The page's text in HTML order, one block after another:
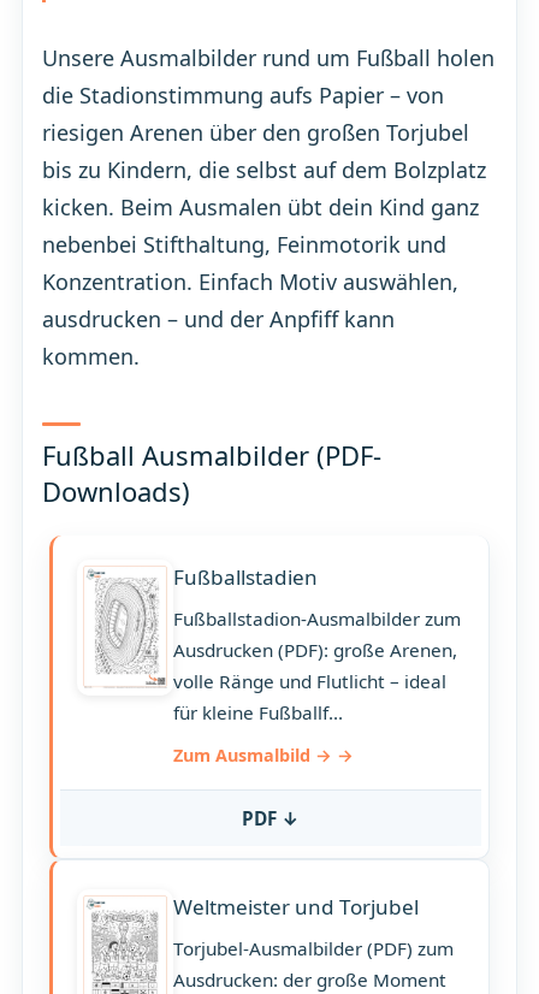
Unsere Ausmalbilder rund um Fußball holen
die Stadionstimmung aufs Papier – von
riesigen Arenen über den großen Torjubel
bis zu Kindern, die selbst auf dem Bolzplatz
kicken. Beim Ausmalen übt dein Kind ganz
nebenbei Stifthaltung, Feinmotorik und
Konzentration. Einfach Motiv auswählen,
ausdrucken – und der Anpfiff kann
kommen.
Fußball Ausmalbilder (PDF-
Downloads)
Fußballstadien
Fußballstadion-Ausmalbilder zum
Ausdrucken (PDF): große Arenen,
volle Ränge und Flutlicht – ideal
für kleine Fußballf…
Zum Ausmalbild →
PDF ↓
Weltmeister und Torjubel
Torjubel-Ausmalbilder (PDF) zum
Ausdrucken: der große Moment